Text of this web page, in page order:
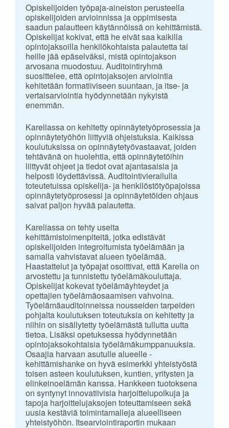
Opiskelijoiden työpaja-aineiston perusteella
opiskelijoiden arvioinnissa ja oppimisesta
saadun palautteen käytännöissä on kehittämistä.
Opiskelijat kokivat, että he eivät saa kaikilla
opintojaksoilla henkilökohtaista palautetta tai
heille jää epäselväksi, mistä opintojakson
arvosana muodostuu. Auditointiryhmä
suosittelee, että opintojaksojen arviointia
kehitetään formatiiviseen suuntaan, ja itse- ja
vertaisarviointia hyödynnetään nykyistä
enemmän.
Kareliassa on kehitetty opinnäytetyöprosessia ja
opinnäytetyöhön liittyviä ohjeistuksia. Kaikissa
koulutuksissa on opinnäytetyövastaavat, joiden
tehtävänä on huolehtia, että opinnäytetöihin
liittyvät ohjeet ja tiedot ovat ajantasaisia ja
helposti löydettävissä. Auditointivierailulla
toteutetuissa opiskelija- ja henkilöstötyöpajoissa
opinnäytetyöprosessi ja opinnäytetöiden ohjaus
saivat paljon hyvää palautetta.
Kareliassa on tehty useita
kehittämistoimenpiteitä, jotka edistävät
opiskelijoiden integroitumista työelämään ja
samalla vahvistavat alueen työelämää.
Haastattelut ja työpajat osoittivat, että Karelia on
arvostettu ja tunnistettu työelämäkouluttaja.
Opiskelijat kokevat työelämäyhteydet ja
opettajien työelämäosaamisen vahvoina.
Työelämäauditoinneissa nousseiden tarpeiden
pohjalta koulutuksen toteutuksia on kehitetty ja
niihin on sisällytetty työelämästä tullutta uutta
tietoa. Lisäksi opetuksessa hyödynnetään
opintojaksokohtaisia työelämäkumppanuuksia.
Osaajia harvaan asutulle alueelle -
kehittämishanke on hyvä esimerkki yhteistyöstä
toisen asteen koulutuksen, kuntien, yritysten ja
elinkeinoelämän kanssa. Hankkeen tuotoksena
on syntynyt innovatiivisia harjoittelupolkuja ja
tapoja harjoittelujaksojen toteuttamiseen sekä
uusia kestäviä toimintamalleja alueelliseen
yhteistyöhön. Itsearviointiraportin mukaan